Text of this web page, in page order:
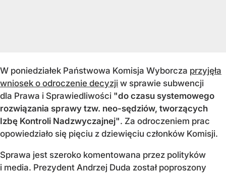
W poniedziałek Państwowa Komisja Wyborcza przyjęła
wniosek o odroczenie decyzji w sprawie subwencji
dla Prawa i Sprawiedliwości "do czasu systemowego
rozwiązania sprawy tzw. neo-sędziów, tworzących
Izbę Kontroli Nadzwyczajnej". Za odroczeniem prac
opowiedziało się pięciu z dziewięciu członków Komisji.
Sprawa jest szeroko komentowana przez polityków
i media. Prezydent Andrzej Duda został poproszony